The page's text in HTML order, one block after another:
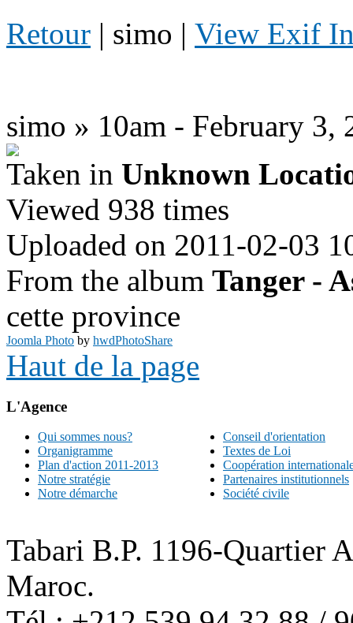
Retour | simo | View Exif
simo » 10am - February 3,
Taken in Unknown
Viewed 938 times
Uploaded on 2011-02-03
From the album Tanger -
cette province
Joomla Photo by hwdPhotoShare
Haut de la page
L'Agence
Qui sommes nous?
Organigramme
Plan d'action 2011-2013
Notre stratégie
Notre démarche
Conseil d'orientation
Textes de Loi
Coopération
Partenaires institutionnels
Société civile
Tabari B.P. 1196-Quartier
Maroc.